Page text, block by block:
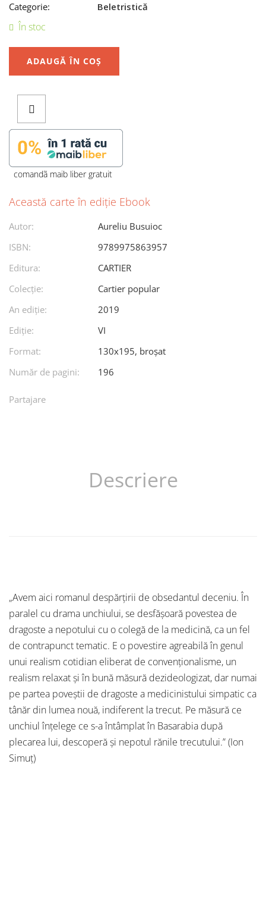
Categorie: Beletristică
În stoc
ADAUGĂ ÎN COȘ
comandã maib liber gratuit
Această carte în ediție Ebook
Autor:
Aureliu Busuioc
ISBN:
9789975863957
Editura:
CARTIER
Colecție:
Cartier popular
An ediţie:
2019
Ediţie:
VI
Format:
130x195, broșat
Număr de pagini:
196
Partajare
Descriere
„Avem aici romanul despărţirii de obsedantul deceniu. În
paralel cu drama unchiului, se desfăşoară povestea de
dragoste a nepotului cu o colegă de la medicină, ca un fel
de contrapunct tematic. E o povestire agreabilă în genul
unui realism cotidian eliberat de convenţionalisme, un
realism relaxat şi în bună măsură dezideologizat, dar numai
pe partea poveştii de dragoste a medicinistului simpatic ca
tânăr din lumea nouă, indiferent la trecut. Pe măsură ce
unchiul înţelege ce s-a întâmplat în Basarabia după
plecarea lui, descoperă şi nepotul rănile trecutului.” (Ion
Simuț)